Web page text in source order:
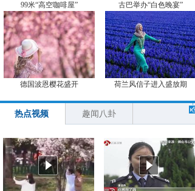
99米“高空咖啡屋” 古巴举办“白色晚宴”
德国波恩樱花盛开 荷兰风信子进入盛放期
热点视频 趣闻八卦